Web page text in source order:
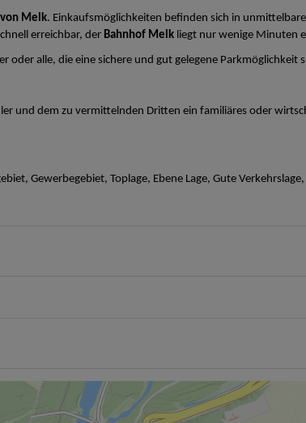
Melk. Einkaufsmöglichkeiten befinden sich in
erreichbar, der Bahnhof Melk liegt nur wenige Minuten
oder alle, die eine sichere und gut gelegene Parkmöglichkeit
und dem zu vermittelnden Dritten ein familiäres oder
Gewerbegebiet, Toplage, Ebene Lage, Gute